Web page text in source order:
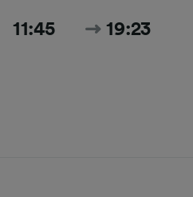
11:45 19:23